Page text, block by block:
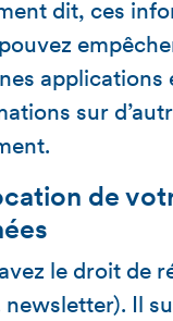
dit, ces
applications
sur
de
le droit de
newsletter). Il